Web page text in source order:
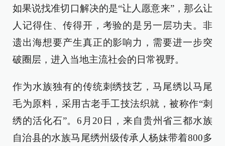
如果说找准切口解决的是“让人愿意来”，那么让
人记得住、传得开，考验的是另一层功夫。非
遗出海想要产生真正的影响力，需要进一步突
破圈层，进入当地主流社会的日常视野。
作为水族独有的传统刺绣技艺，马尾绣以马尾
毛为原料，采用古老手工技法织就，被称作“刺
绣的活化石”。6月20日，来自贵州省三都水族
自治县的水族马尾绣州级传承人杨妹带着800多